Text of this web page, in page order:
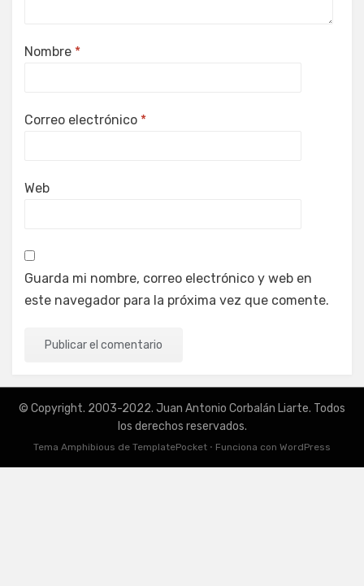
Nombre *
Correo electrónico *
Web
Guarda mi nombre, correo electrónico y web en
este navegador para la próxima vez que comente.
© Copyright. 2003-2022. Juan Antonio Corbalán Liarte. Todos
los derechos reservados.
Tema Amphibious de TemplatePocket ⋅ Funciona con WordPress